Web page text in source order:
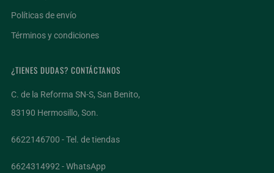
Políticas de envío
Términos y condiciones
¿TIENES DUDAS? CONTÁCTANOS
C. de la Reforma SN-S, San Benito,
83190 Hermosillo, Son.
6622146700 - Tel. de tiendas
6624314992 - WhatsApp